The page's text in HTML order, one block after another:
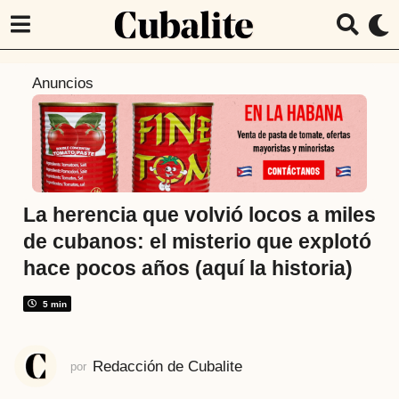
m
a
r
á
s
e
Anuncios
La herencia que volvió locos a miles
de cubanos: el misterio que explotó
hace pocos años (aquí la historia)
5 min
por Redacción de Cubalite